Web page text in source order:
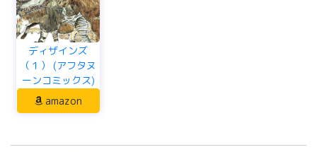
ディザインズ
（１） (アフタヌ
ーンコミックス)
amazon